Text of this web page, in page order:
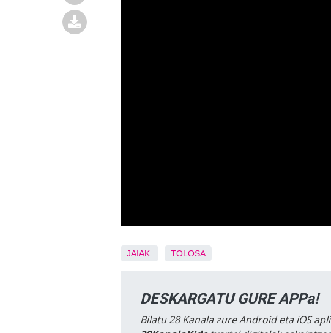
JAIAK TOLOSA
DESKARGATU GURE APPa!
Bilatu 28 Kanala zure Android eta iOS